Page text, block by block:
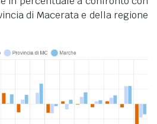
di Macerata e della regione